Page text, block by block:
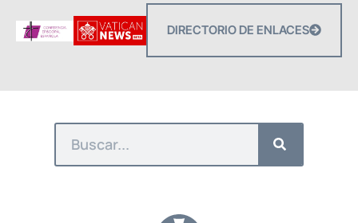
DIRECTORIO DE ENLACES